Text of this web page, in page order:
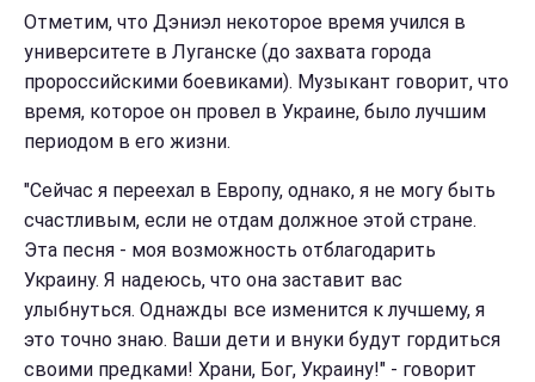
Отметим, что Дэниэл некоторое время учился в
университете в Луганске (до захвата города
пророссийскими боевиками). Музыкант говорит, что
время, которое он провел в Украине, было лучшим
периодом в его жизни.
"Сейчас я переехал в Европу, однако, я не могу быть
счастливым, если не отдам должное этой стране.
Эта песня - моя возможность отблагодарить
Украину. Я надеюсь, что она заставит вас
улыбнуться. Однажды все изменится к лучшему, я
это точно знаю. Ваши дети и внуки будут гордиться
своими предками! Храни, Бог, Украину!" - говорит